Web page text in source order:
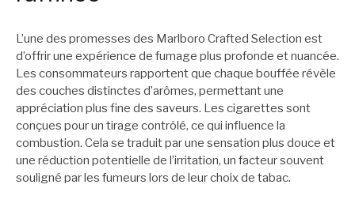
L’une des promesses des Marlboro Crafted Selection est
d’offrir une expérience de fumage plus profonde et nuancée.
Les consommateurs rapportent que chaque bouffée révèle
des couches distinctes d’arômes, permettant une
appréciation plus fine des saveurs. Les cigarettes sont
conçues pour un tirage contrôlé, ce qui influence la
combustion. Cela se traduit par une sensation plus douce et
une réduction potentielle de l’irritation, un facteur souvent
souligné par les fumeurs lors de leur choix de tabac.